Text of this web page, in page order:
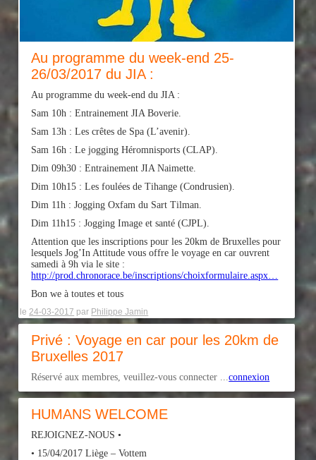
Au programme du week-end 25-
26/03/2017 du JIA :
Au programme du week-end du JIA :
Sam 10h : Entrainement JIA Boverie.
Sam 13h : Les crêtes de Spa (L’avenir).
Sam 16h : Le jogging Héromnisports (CLAP).
Dim 09h30 : Entrainement JIA Naimette.
Dim 10h15 : Les foulées de Tihange (Condrusien).
Dim 11h : Jogging Oxfam du Sart Tilman.
Dim 11h15 : Jogging Image et santé (CJPL).
Attention que les inscriptions pour les 20km de Bruxelles pour
lesquels Jog’In Attitude vous offre le voyage en car ouvrent
samedi à 9h via le site :
http://prod.chronorace.be/inscriptions/choixformulaire.aspx…
Bon we à toutes et tous
le 24-03-2017 par Philippe Jamin
Privé : Voyage en car pour les 20km de
Bruxelles 2017
Réservé aux membres, veuillez-vous connecter ...connexion
HUMANS WELCOME
REJOIGNEZ-NOUS •
• 15/04/2017 Liège – Vottem